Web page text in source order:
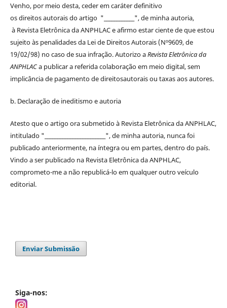
Venho, por meio desta, ceder em caráter definitivo
osdireitosautoraisdo artigo "____________", de minha autoria,
à Revista Eletrônica da ANPHLACe afirmo estar ciente de que estou
sujeito às penalidades da Lei de DireitosAutorais(Nº9609, de
19/02/98) no caso de sua infração. Autorizo aRevista Eletrônica da
ANPHLACa publicar a referida colaboração em meio digital, sem
implicância de pagamento dedireitosautoraisou taxas aos autores.
b. Declaração de ineditismo e autoria
Atesto que o artigo ora submetido à Revista Eletrônica da ANPHLAC,
intitulado "________________________", de minha autoria, nunca foi
publicado anteriormente, na íntegra ou em partes, dentrodo país.
Vindo a ser publicado na Revista Eletrônica da ANPHLAC,
comprometo-me a não republicá-lo em qualquer outro veículo
editorial.
Enviar Submissão
Siga-nos: